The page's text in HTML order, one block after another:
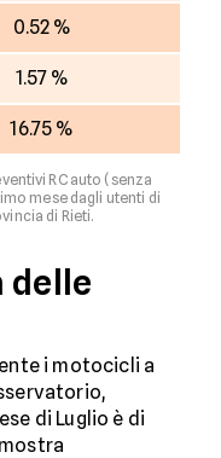
0.52 %
1.57 %
16.75 %
RC auto (senza
mese dagli utenti di
di Rieti.
delle
i motocicli a
di Luglio è di